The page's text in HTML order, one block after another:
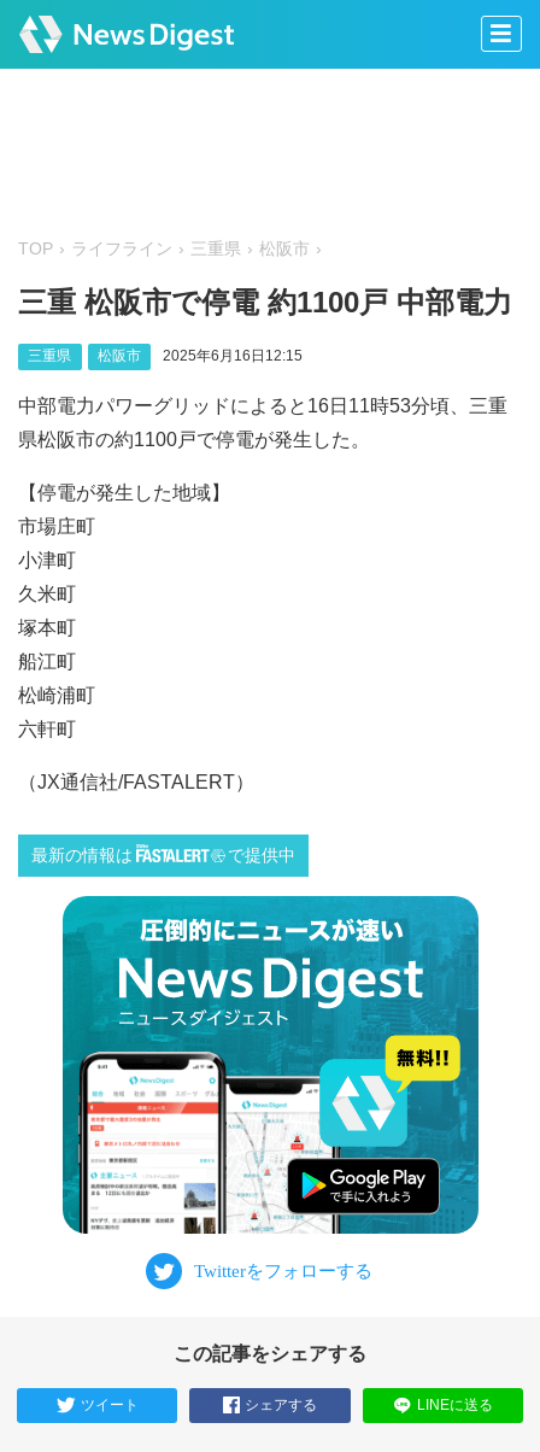
TOP ライフライン 三重県 松阪市
三重 松阪市で停電 約1100戸 中部電力
三重県 松阪市 2025年6月16日12:15
中部電力パワーグリッドによると16日11時53分頃、三重
県松阪市の約1100戸で停電が発生した。
【停電が発生した地域】
市場庄町
小津町
久米町
塚本町
船江町
松崎浦町
六軒町
（JX通信社/FASTALERT）
最新の情報は で提供中
この記事をシェアする
ツイート シェアする LINEに送る